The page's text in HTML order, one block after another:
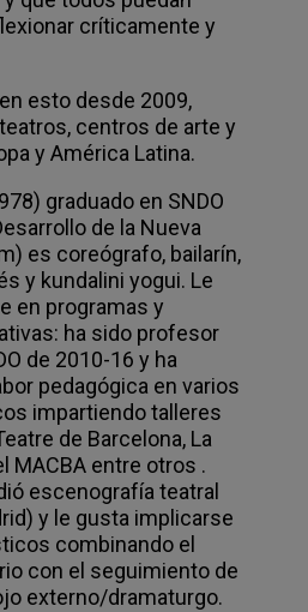
críticamente y
esto desde 2009,
centros de arte y
y América Latina.
graduado en SNDO
de la Nueva
es coreógrafo, bailarín,
y kundalini yogui. Le
en programas y
ha sido profesor
de 2010-16 y ha
pedagógica en varios
impartiendo talleres
de Barcelona, La
MACBA entre otros .
escenografía teatral
y le gusta implicarse
combinando el
con el seguimiento de
externo/dramaturgo.